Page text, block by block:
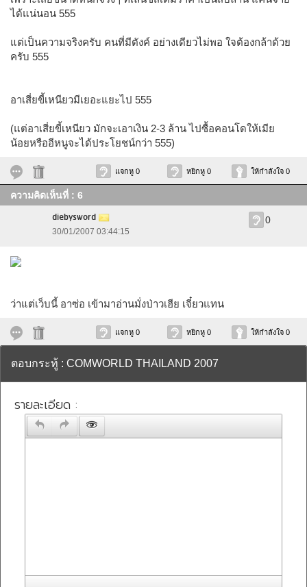
ได้แน่นอน 555
แต่เป็นความจริงครับ คนที่มีตังค์ อย่างเดียวไม่พอ ใจต้องกล้าด้วย
ครับ 555
อาเสี่ยขี้เหนียวมีเยอะแยะไป 555
(แต่อาเสี่ยขี้เหนียว มักจะเอาเงิน 2-3 ล้าน ไปซื้อคอนโดให้เมีย
น้อยหรืออีหนูจะได้ประโยชน์กว่า 555)
แจกหู 0 หยิกหู 0 ให้กำลังใจ 0
ความคิดเห็นที่ : 6
diebysword
30/01/2007 03:44:15
0
ว่าแต่เว็บนี้ อาซ่อ เข้ามาอ่านมั่งป่าวเฮีย เจี๋ยวแทน
แจกหู 0 หยิกหู 0 ให้กำลังใจ 0
ตอบกระทู้ : COMWORLD THAILAND 2007
รายละเอียด :